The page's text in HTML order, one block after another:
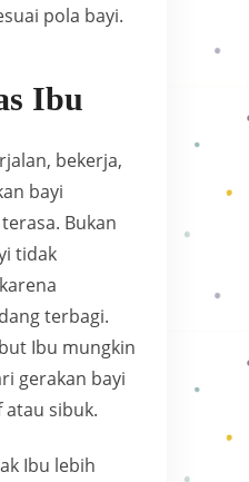
pola bayi.
Ibu
bekerja,
bayi
Bukan
tidak
terbagi.
Ibu mungkin
gerakan bayi
atau sibuk.
Ibu lebih